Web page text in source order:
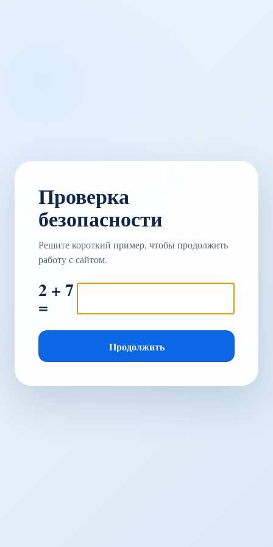
Проверка
безопасности
Решите короткий пример, чтобы продолжить
работу с сайтом.
2 + 7
=
Продолжить